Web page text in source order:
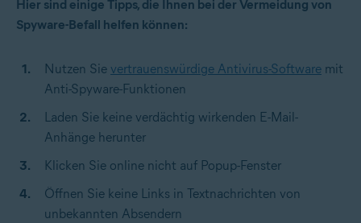
Hier sind einige Tipps, die Ihnen bei der Vermeidung von
Spyware-Befall helfen können:
Nutzen Sie vertrauenswürdige Antivirus-Software mit
Anti-Spyware-Funktionen
Laden Sie keine verdächtig wirkenden E-Mail-
Anhänge herunter
Klicken Sie online nicht auf Popup-Fenster
Öffnen Sie keine Links in Textnachrichten von
unbekannten Absendern